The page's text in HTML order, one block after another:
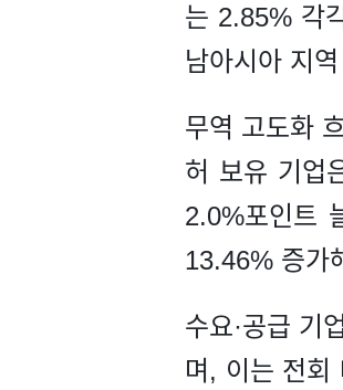
는 2.85% 각
남아시아 지
무역 고도화
허 보유 기업
2.0%포인트
13.46% 증가
수요·공급 기
며, 이는 전회